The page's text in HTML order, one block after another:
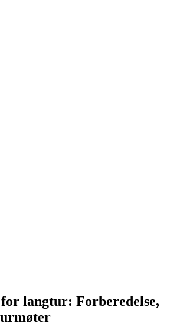
langtur: Forberedelse,